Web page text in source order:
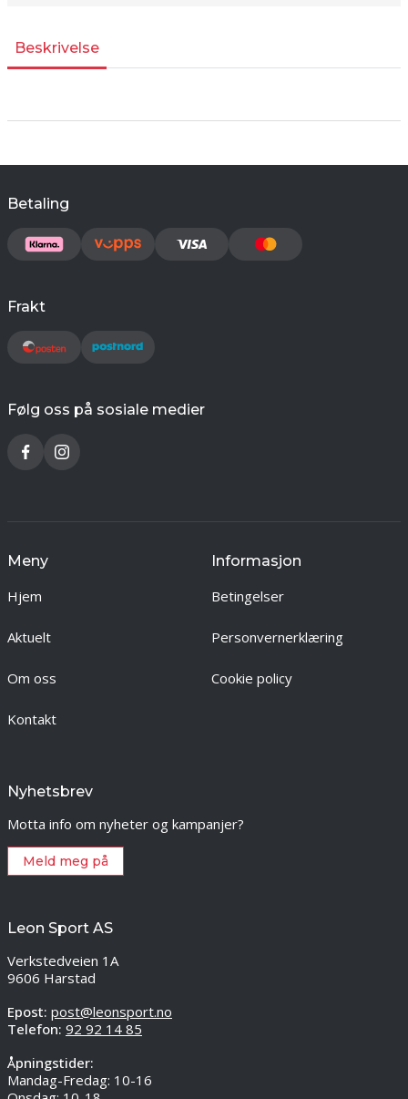
Beskrivelse
Betaling
Frakt
Følg oss på sosiale medier
Meny
Hjem
Aktuelt
Om oss
Kontakt
Informasjon
Betingelser
Personvernerklæring
Cookie policy
Nyhetsbrev
Motta info om nyheter og kampanjer?
Meld meg på
Leon Sport AS
Verkstedveien 1A
9606 Harstad
Epost: post@leonsport.no
Telefon: 92 92 14 85
Åpningstider:
Mandag-Fredag: 10-16